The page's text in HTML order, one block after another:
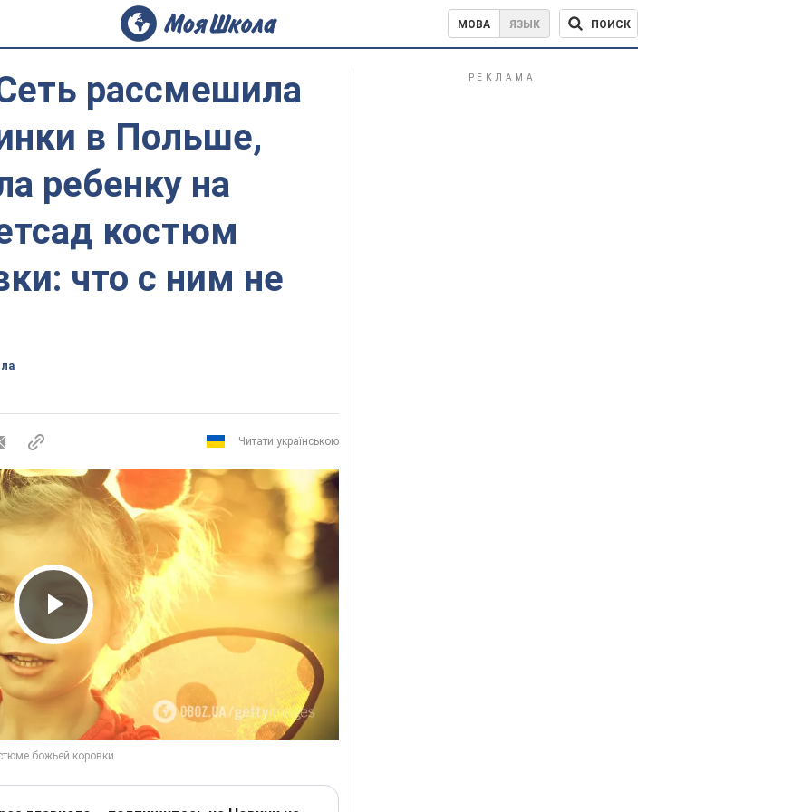
МОВА ЯЗЫК ПОИСК
рассмешила
в Польше,
ребенку на
костюм
что с ним не
Читати українською
Play Video